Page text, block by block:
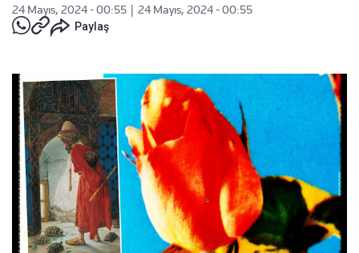
24 Mayıs, 2024 - 00:55
24 Mayıs, 2024 - 00:55
Paylaş